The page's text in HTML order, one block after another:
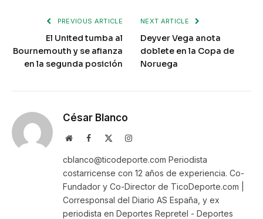
PREVIOUS ARTICLE
El United tumba al
Bournemouth y se afianza
en la segunda posición
NEXT ARTICLE
Deyver Vega anota
doblete en la Copa de
Noruega
César Blanco
WebsiteFacebook Instagram
cblanco@ticodeporte.com Periodista
costarricense con 12 años de experiencia. Co-
Fundador y Co-Director de TicoDeporte.com |
Corresponsal del Diario AS España, y ex
periodista en Deportes Repretel - Deportes